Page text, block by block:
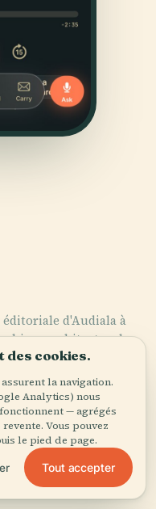
d'Audiala à
architecturales
Tickets, Málaga
2025, Visit-
des cookies.
la navigation.
Analytics) nous
— agrégés
Vous pouvez
le pied de page.
Tout accepter